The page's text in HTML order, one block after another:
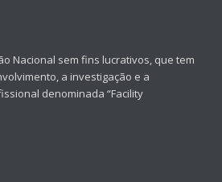
Nacional sem fins lucrativos, que tem
a investigação e a
denominada “Facility